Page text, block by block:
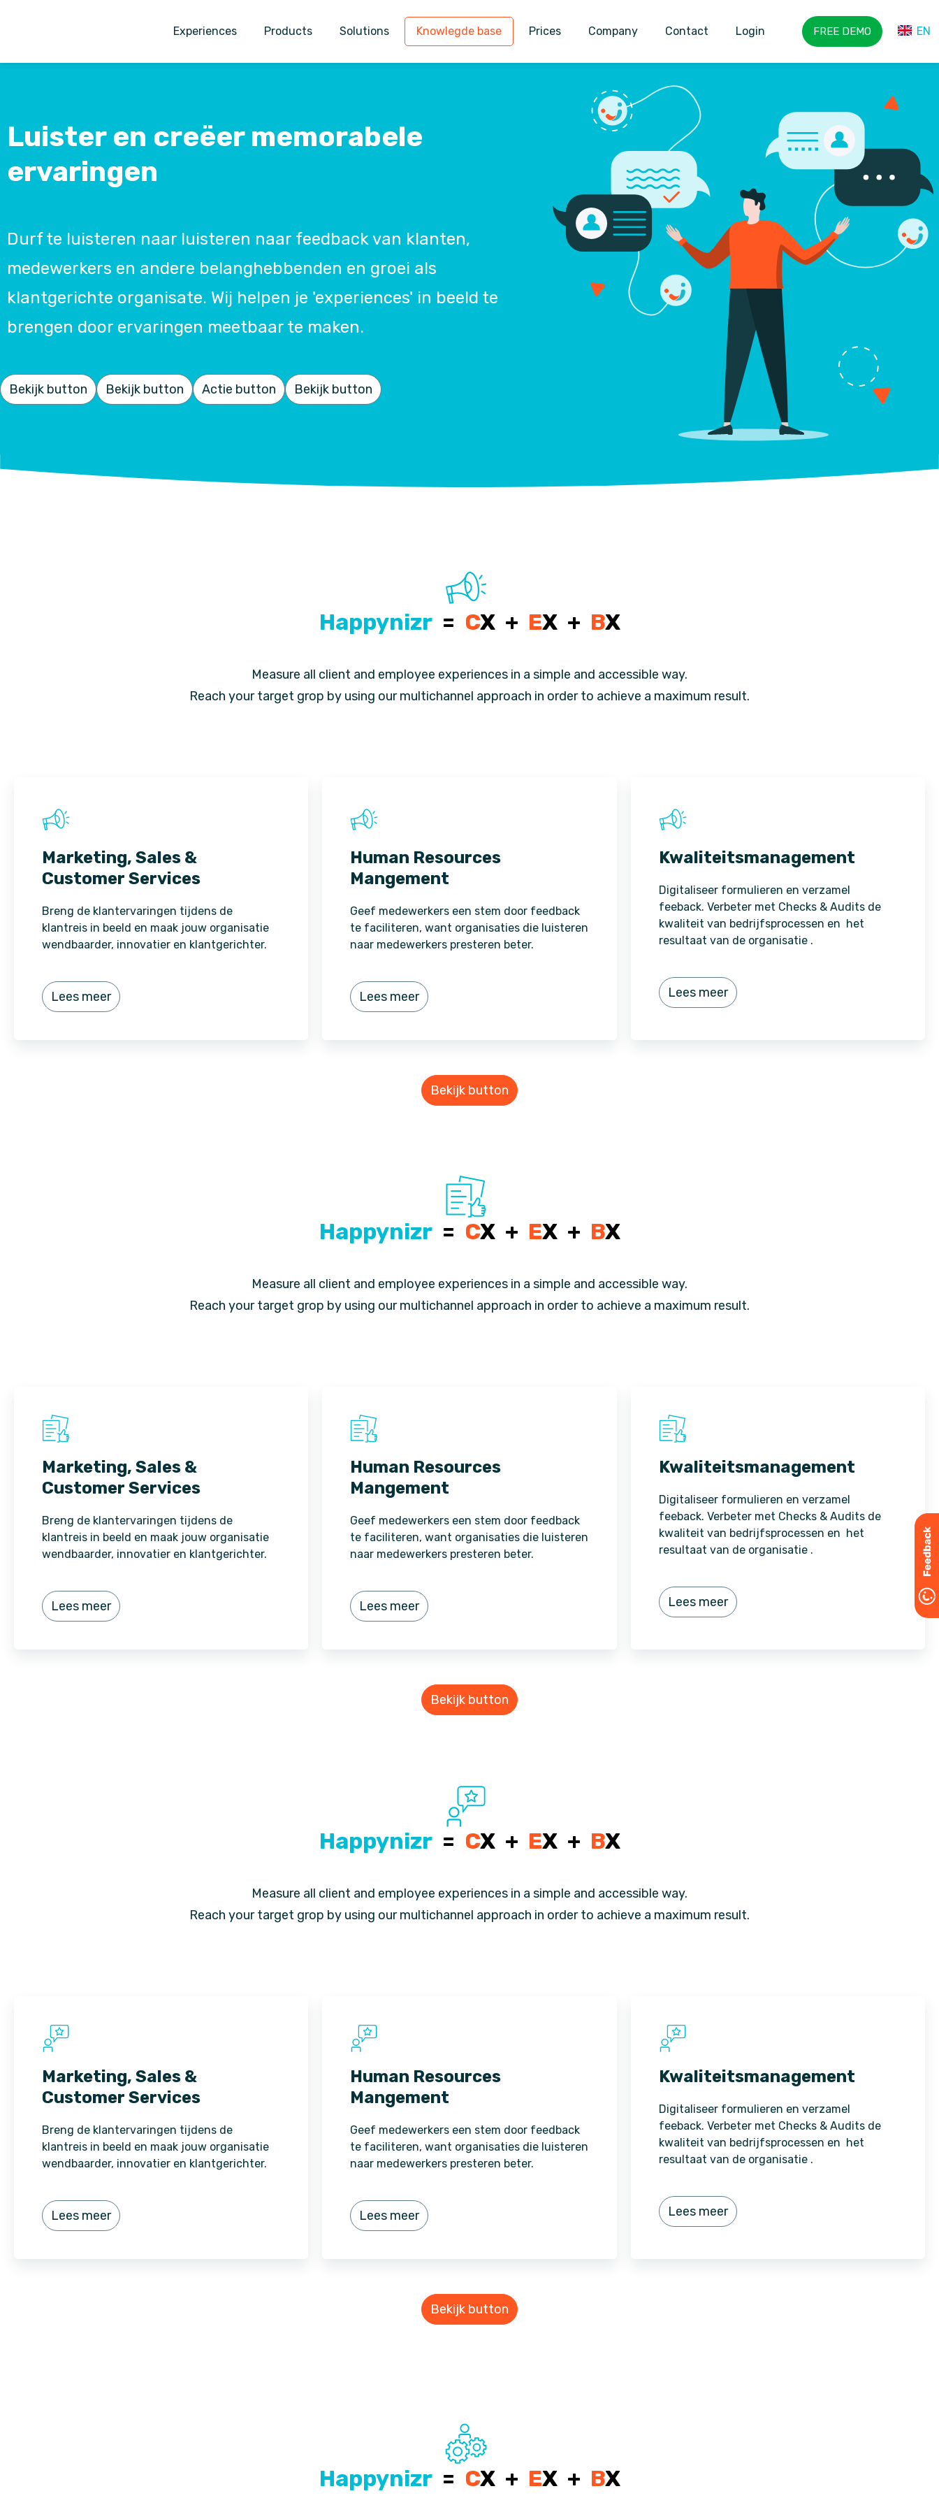
Experiences Products Solutions Knowlegde base Prices Company Contact Login FREE DEMO EN
Luister en creëer memorabele
ervaringen
Durf te luisteren naar luisteren naar feedback van klanten,
medewerkers en andere belanghebbenden en groei als
klantgerichte organisate. Wij helpen je 'experiences' in beeld te
brengen door ervaringen meetbaar te maken.
Bekijk button Bekijk button Actie button Bekijk button
Happynizr= CX + EX + BX
Measure all client and employee experiences in a simple and accessible way.
Reach your target grop by using our multichannel approach in order to achieve a maximum result.
Marketing, Sales &
Customer Services
Breng de klantervaringen tijdens de
klantreis in beeld en maak jouw organisatie
wendbaarder, innovatier en klantgerichter.
Lees meer
Human Resources
Mangement
Geef medewerkers een stem door feedback
te faciliteren, want organisaties die luisteren
naar medewerkers presteren beter.
Lees meer
Kwaliteitsmanagement
Digitaliseer formulieren en verzamel
feeback. Verbeter met Checks & Audits de
kwaliteit van bedrijfsprocessen en het
resultaat van de organisatie .
Lees meer
Bekijk button
Happynizr= CX + EX + BX
Measure all client and employee experiences in a simple and accessible way.
Reach your target grop by using our multichannel approach in order to achieve a maximum result.
Marketing, Sales &
Customer Services
Breng de klantervaringen tijdens de
klantreis in beeld en maak jouw organisatie
wendbaarder, innovatier en klantgerichter.
Lees meer
Human Resources
Mangement
Geef medewerkers een stem door feedback
te faciliteren, want organisaties die luisteren
naar medewerkers presteren beter.
Lees meer
Kwaliteitsmanagement
Digitaliseer formulieren en verzamel
feeback. Verbeter met Checks & Audits de
kwaliteit van bedrijfsprocessen en het
resultaat van de organisatie .
Lees meer
Bekijk button
Happynizr= CX + EX + BX
Measure all client and employee experiences in a simple and accessible way.
Reach your target grop by using our multichannel approach in order to achieve a maximum result.
Marketing, Sales &
Customer Services
Breng de klantervaringen tijdens de
klantreis in beeld en maak jouw organisatie
wendbaarder, innovatier en klantgerichter.
Lees meer
Human Resources
Mangement
Geef medewerkers een stem door feedback
te faciliteren, want organisaties die luisteren
naar medewerkers presteren beter.
Lees meer
Kwaliteitsmanagement
Digitaliseer formulieren en verzamel
feeback. Verbeter met Checks & Audits de
kwaliteit van bedrijfsprocessen en het
resultaat van de organisatie .
Lees meer
Bekijk button
Happynizr= CX + EX + BX